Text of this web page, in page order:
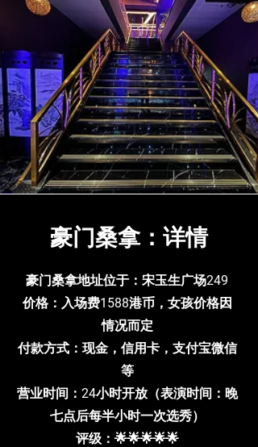
豪门桑拿：详情
豪门桑拿地址位于：宋玉生广场249
价格：入场费1588港币，女孩价格因
情况而定
付款方式：现金，信用卡，支付宝微信
等
营业时间：24小时开放（表演时间：晚
七点后每半小时一次选秀）
​评级：🌟🌟🌟🌟🌟